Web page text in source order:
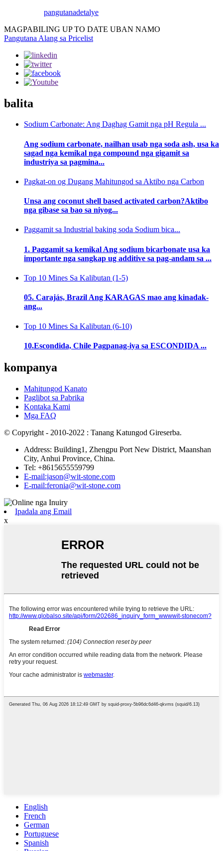
pangutanadetalye
MAGPABILING UP TO DATE UBAN NAMO
Pangutana Alang sa Pricelist
balita
Sodium Carbonate: Ang Daghag Gamit nga pH Regula ...
Ang sodium carbonate, nailhan usab nga soda ash, usa ka
sagad nga kemikal nga compound nga gigamit sa
industriya sa pagmina...
Pagkat-on og Dugang Mahitungod sa Aktibo nga Carbon
Unsa ang coconut shell based activated carbon?Aktibo
nga gibase sa bao sa niyog...
Paggamit sa Industrial baking soda Sodium bica...
1. Paggamit sa kemikal Ang sodium bicarbonate usa ka
importante nga sangkap ug additive sa pag-andam sa ...
Top 10 Mines Sa Kalibutan (1-5)
05. Carajás, Brazil Ang KARAGAS mao ang kinadak-
ang...
Top 10 Mines Sa Kalibutan (6-10)
10.Escondida, Chile Pagpanag-iya sa ESCONDIDA ...
kompanya
Mahitungod Kanato
Paglibot sa Pabrika
Kontaka Kami
Mga FAQ
© Copyright - 2010-2022 : Tanang Katungod Gireserba.
Address: Building1, Zhengpu Port New District, Maanshan
City, Anhui Province, China.
Tel: +8615655559799
E-mail:jason@wit-stone.com
E-mail:feronia@wit-stone.com
Ipadala ang Email
x
English
French
German
Portuguese
Spanish